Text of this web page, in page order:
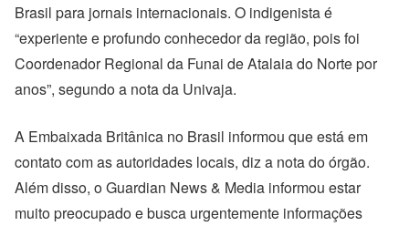
Brasil para jornais internacionais. O indigenista é
“experiente e profundo conhecedor da região, pois foi
Coordenador Regional da Funai de Atalaia do Norte por
anos”, segundo a nota da Univaja.
A Embaixada Britânica no Brasil informou que está em
contato com as autoridades locais, diz a nota do órgão.
Além disso, o Guardian News & Media informou estar
muito preocupado e busca urgentemente informações